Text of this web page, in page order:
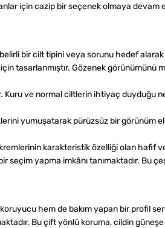
için cazip bir seçenek olmaya
bir cilt tipini veya sorunu hedef
tasarlanmıştır. Gözenek görünümünü
ve normal ciltlerin ihtiyaç duyduğu
yumuşatarak pürüzsüz bir görünüm
karakteristik özelliği olan hafif
yapma imkânı tanımaktadır. Bu
hem de bakım yapan bir profil
Bu çift yönlü koruma, cildin